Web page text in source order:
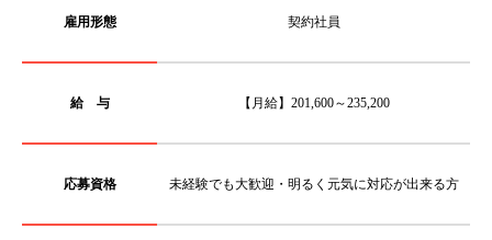
雇用形態 契約社員
給 与 【月給】201,600～235,200
応募資格 未経験でも大歓迎・明るく元気に対応が出来る方